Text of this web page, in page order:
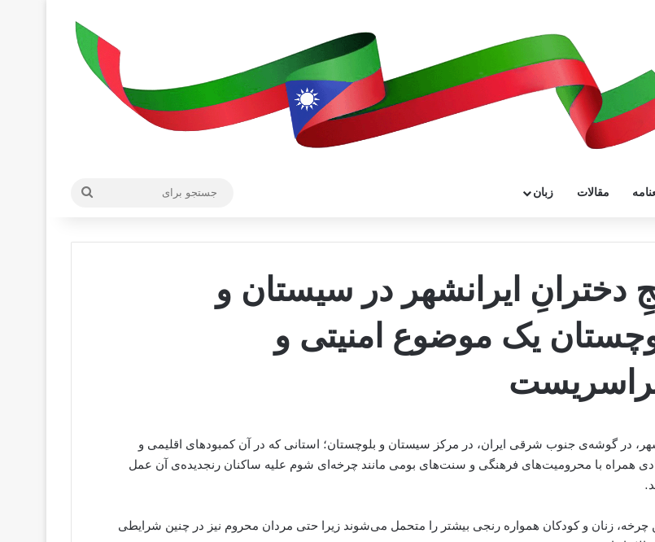
مقالات زبان
دخترانِ ایرانشهر در سیستان و
یک موضوع امنیتی و
در گوشه‌ی جنوب شرقی ایران، در مرکز سیستان و بلوچستان؛ استانی که در آن کمبودهای اقلیمی و
همراه با محرومیت‌های فرهنگی و سنت‌‌های بومی مانند چرخه‌ای شوم علیه ساکنان رنجدیده‌‌ی آن عمل
چرخه، زنان و کودکان همواره رنجی بیشتر را متحمل می‌شوند زیرا حتی مردان محروم نیز در چنین شرایطی